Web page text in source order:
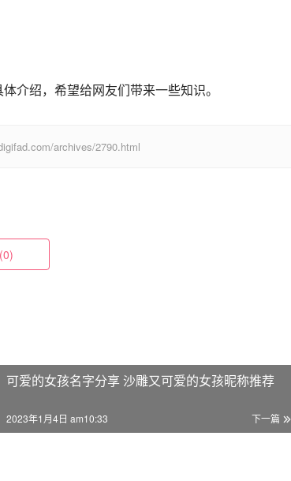
介绍，希望给网友们带来一些知识。
archives/2790.html
(0)
可爱的女孩名字分享 沙雕又可爱的女孩昵称推荐
下一篇
2023年1月4日 am10:33